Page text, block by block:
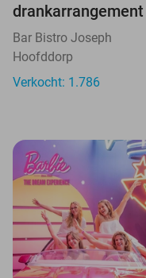
drankarrangement
Bar Bistro Joseph
Hoofddorp
Verkocht: 1.786